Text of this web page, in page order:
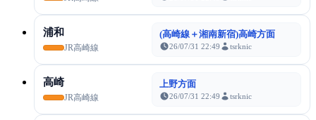
浦和
JR高崎線
(高崎線＋湘南新宿)高崎方面
26/07/31 22:49 tsrknic
高崎
JR高崎線
上野方面
26/07/31 22:49 tsrknic